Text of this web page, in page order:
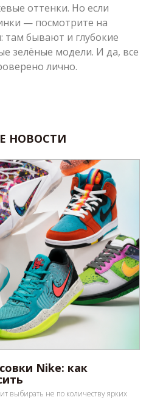
оттенки. Но если
— посмотрите на
бывают и глубокие
зелёные модели. И да, все
лично.
НОВОСТИ
Nike: как
выбирать не по количеству ярких